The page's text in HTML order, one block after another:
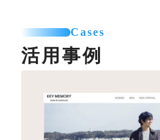
て利用可能なパーツを制作し
バナー作成
るための画像を制作します
カテゴリー登録
お見積り
他カートサービスからの引
SNSエリア設置
送料一覧表テーブル作成
バナー作成・設置
お見積り
プロのカメラマンが、商品
います。動画撮影にも対応
す。
Cases
活用事例